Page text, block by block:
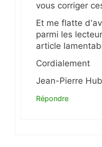
vous corriger
Et me flatte
parmi les
article
Cordialement
Jean-Pierre
Répondre